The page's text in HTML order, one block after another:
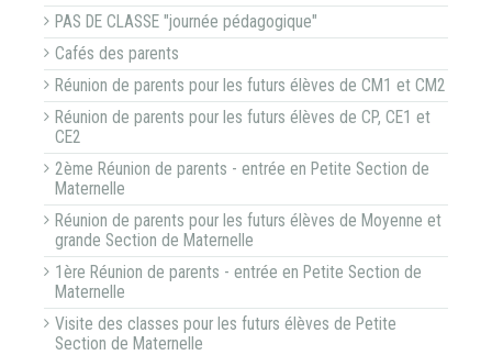
PAS DE CLASSE "journée pédagogique"
Cafés des parents
Réunion de parents pour les futurs élèves de CM1 et CM2
Réunion de parents pour les futurs élèves de CP, CE1 et
CE2
2ème Réunion de parents - entrée en Petite Section de
Maternelle
Réunion de parents pour les futurs élèves de Moyenne et
grande Section de Maternelle
1ère Réunion de parents - entrée en Petite Section de
Maternelle
Visite des classes pour les futurs élèves de Petite
Section de Maternelle